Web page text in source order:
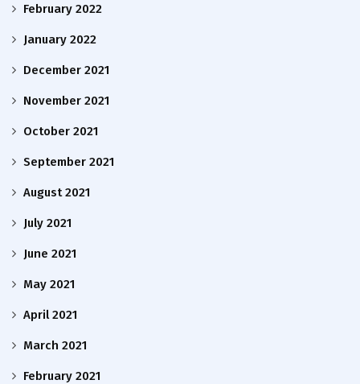
February 2022
January 2022
December 2021
November 2021
October 2021
September 2021
August 2021
July 2021
June 2021
May 2021
April 2021
March 2021
February 2021